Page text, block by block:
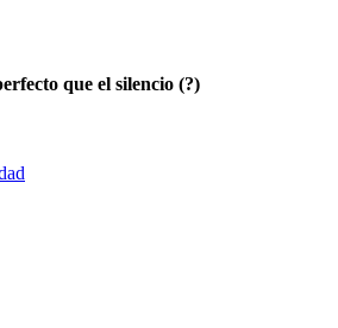
que el silencio (?)